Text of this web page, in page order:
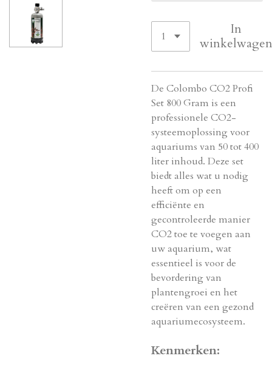
In
winkelwagen
De Colombo CO2 Profi
Set 800 Gram is een
professionele CO2-
systeemoplossing voor
aquariums van 50 tot 400
liter inhoud. Deze set
biedt alles wat u nodig
heeft om op een
efficiënte en
gecontroleerde manier
CO2 toe te voegen aan
uw aquarium, wat
essentieel is voor de
bevordering van
plantengroei en het
creëren van een gezond
aquariumecosysteem.
Kenmerken: